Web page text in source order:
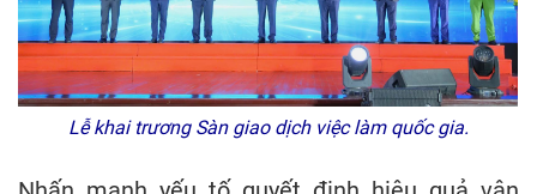
Lễ khai trương Sàn giao dịch việc làm quốc gia.